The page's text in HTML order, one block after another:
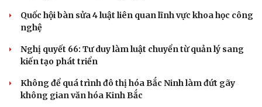
Cải chính
Quốc hội bàn sửa 4 luật liên quan lĩnh vực khoa học công
nghệ
Nghị quyết 66: Tư duy làm luật chuyển từ quản lý sang
kiến tạo phát triển
Không để quá trình đô thị hóa Bắc Ninh làm đứt gãy
không gian văn hóa Kinh Bắc